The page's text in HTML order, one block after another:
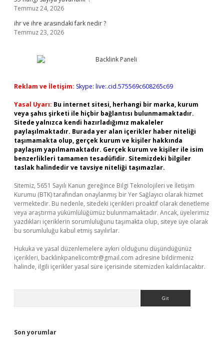
Temmuz 24, 2026
ihr ve ihre arasındaki fark nedir ?
Temmuz 23, 2026
Reklam ve İletişim: Skype: live:.cid.575569c608265c69
Yasal Uyarı: Bu internet sitesi, herhangi bir marka, kurum
veya şahıs şirketi ile hiçbir bağlantısı bulunmamaktadır.
Sitede yalnızca kendi hazırladığımız makaleler
paylaşılmaktadır. Burada yer alan içerikler haber niteliği
taşımamakta olup, gerçek kurum ve kişiler hakkında
paylaşım yapılmamaktadır. Gerçek kurum ve kişiler ile isim
benzerlikleri tamamen tesadüfidir. Sitemizdeki bilgiler
taslak halindedir ve tavsiye niteliği taşımazlar.
Sitemiz, 5651 Sayılı Kanun gereğince Bilgi Teknolojileri ve İletişim
Kurumu (BTK) tarafından onaylanmış bir Yer Sağlayıcı olarak hizmet
vermektedir. Bu nedenle, sitedeki içerikleri proaktif olarak denetleme
veya araştırma yükümlülüğümüz bulunmamaktadır. Ancak, üyelerimiz
yazdıkları içeriklerin sorumluluğunu taşımakta olup, siteye üye olarak
bu sorumluluğu kabul etmiş sayılırlar.
Hukuka ve yasal düzenlemelere aykırı olduğunu düşündüğünüz
içerikleri, backlinkpanelicomtr@gmail.com adresine bildirmeniz
halinde, ilgili içerikler yasal süre içerisinde sitemizden kaldırılacaktır.
Son yorumlar